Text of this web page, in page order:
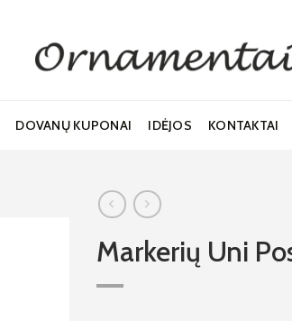
DOVANŲ KUPONAI IDĖJOS KONTAKTAI
Markerių Uni